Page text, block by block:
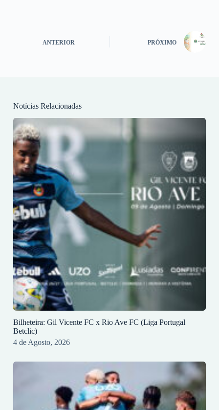
ANTERIOR PRÓXIMO
Notícias Relacionadas
Bilheteira: Gil Vicente FC x Rio Ave FC (Liga Portugal
Betclic)
4 de Agosto, 2026